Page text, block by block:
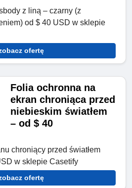
z liną – czarny (z
od $ 40 USD w sklepie
ofertę
Folia ochronna na
ekran chroniąca przed
niebieskim światłem
– od $ 40
chroniący przed światłem
w sklepie Casetify
ofertę